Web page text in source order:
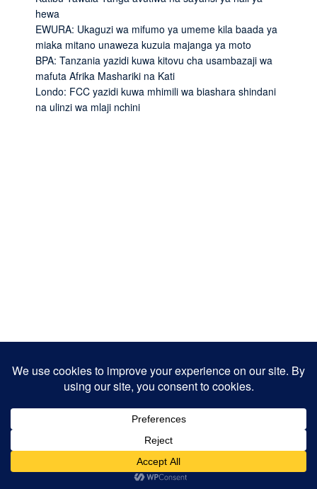
hewa
EWURA: Ukaguzi wa mifumo ya umeme kila baada ya
miaka mitano unaweza kuzuia majanga ya moto
BPA: Tanzania yazidi kuwa kitovu cha usambazaji wa
mafuta Afrika Mashariki na Kati
Londo: FCC yazidi kuwa mhimili wa biashara shindani
na ulinzi wa mlaji nchini
Designed by